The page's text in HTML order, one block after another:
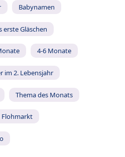
Babynamen
erste Gläschen
4-6 Monate
im 2. Lebensjahr
Thema des Monats
Flohmarkt